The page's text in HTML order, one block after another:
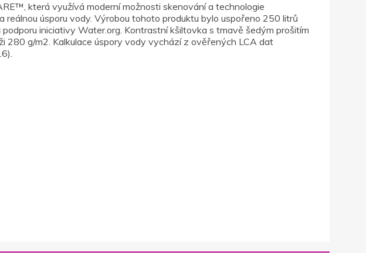
která využívá moderní možnosti skenování a technologie
úsporu vody. Výrobou tohoto produktu bylo uspořeno 250 litrů
iniciativy Water.org. Kontrastní kšiltovka s tmavě šedým prošitím
g/m2. Kalkulace úspory vody vychází z ověřených LCA dat